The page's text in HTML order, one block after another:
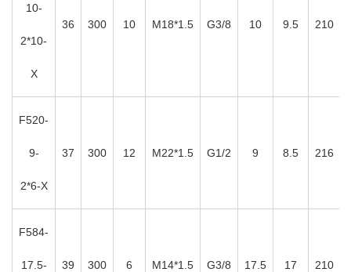
10-
2*10-
X
36 300 10 M18*1.5 G3/8 10 9.5 210
F520-
9-
2*6-X
37 300 12 M22*1.5 G1/2 9 8.5 216
F584-
17.5- 39 300 6 M14*1.5 G3/8 17.5 17 210